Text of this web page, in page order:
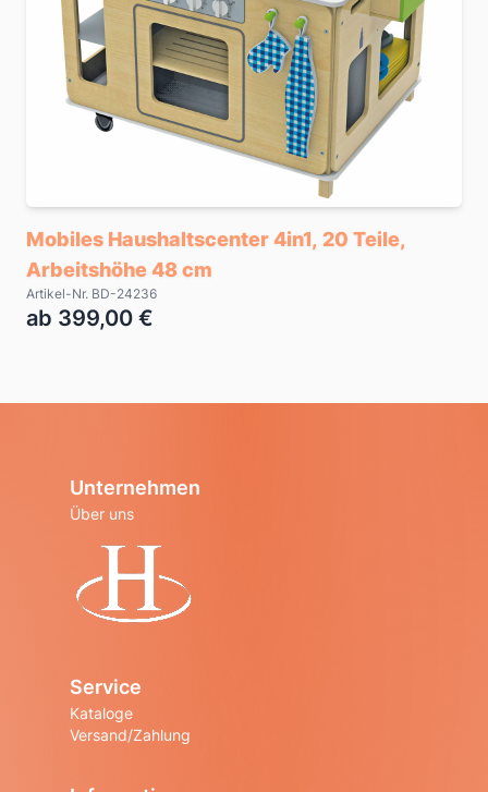
Mobiles Haushaltscenter 4in1, 20 Teile,
Arbeitshöhe 48 cm
Artikel-Nr. BD-24236
ab 399,00 €
Unternehmen
Über uns
Service
Kataloge
Versand/Zahlung